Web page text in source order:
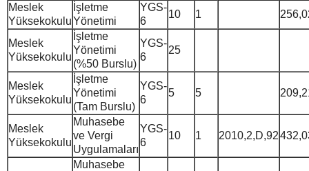
Meslek
Yüksekokulu
İşletme
Yönetimi
YGS-
6
10 1
Meslek
Yüksekokulu
İşletme
Yönetimi
(%50 Burslu)
YGS-
6
25
Meslek
Yüksekokulu
İşletme
Yönetimi
(Tam Burslu)
YGS-
6
5 5
Meslek
Yüksekokulu
Muhasebe
ve Vergi
Uygulamaları
YGS-
6
10 1 2010,2,D,92
Muhasebe